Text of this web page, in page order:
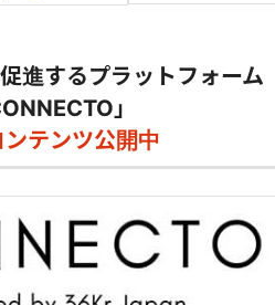
進するプラットフォーム
」
ンテンツ公開中